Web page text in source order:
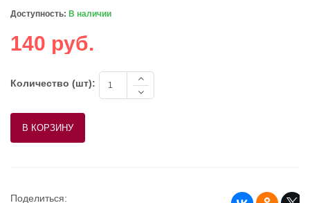
Доступность: В наличии
140 руб.
Количество (шт):
Поделиться: